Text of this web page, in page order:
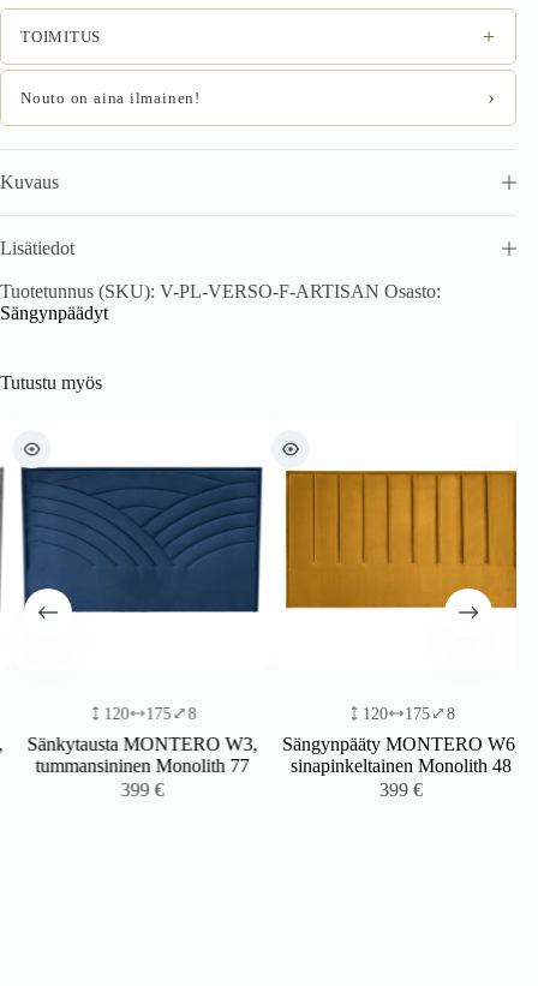
TOIMITUS +
Nouto on aina ilmainen! ›
Kuvaus
Lisätiedot
Tuotetunnus (SKU): V-PL-VERSO-F-ARTISAN Osasto:
Sängynpäädyt
Tutustu myös
120 175 8
Sänkytausta MONTERO W3,
tummansininen Monolith 77
399€
120 175 8
Sängynpääty MONTERO W6,
sinapinkeltainen Monolith 48
399€